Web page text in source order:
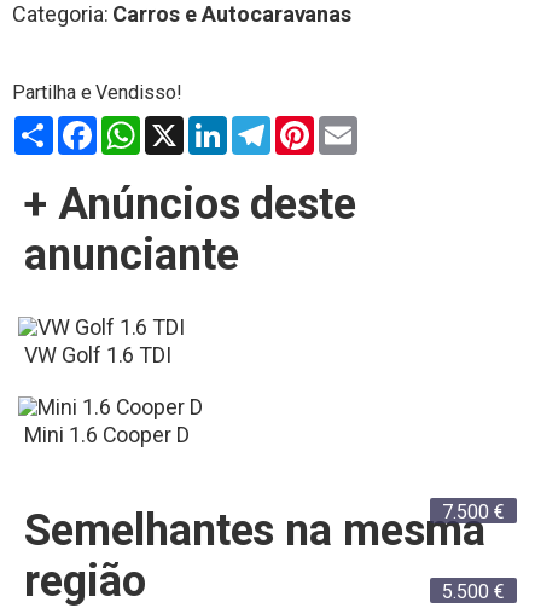
Categoria: Carros e Autocaravanas
PartilharFacebookWhatsApp
X LinkedInTelegram
Pinterest
+ Anúncios deste
anunciante
VW Golf 1.6 TDI
7.500 €
Mini 1.6 Cooper D
5.500 €
Semelhantes na mesma
região